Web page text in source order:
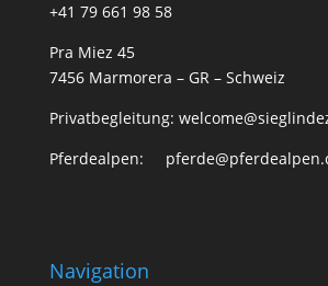
+41 79 661 98 58
Pra Miez 45
7456 Marmorera – GR – Schweiz
Privatbegleitung:
Pferdealpen:
Navigation